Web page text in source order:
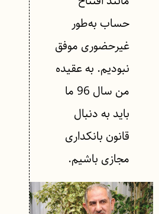
حساب به‌طور
غیرحضوری موفق
نبودیم. به عقیده
من سال 96 ما
باید به دنبال
قانون بانکداری
مجازی باشیم.